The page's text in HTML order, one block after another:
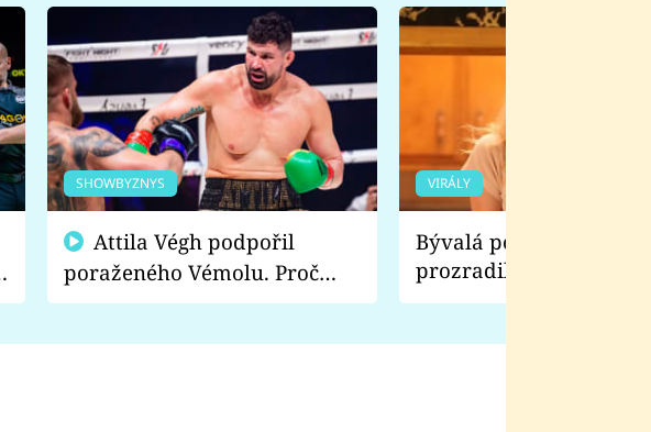
SHOWBYZNYS
poraženého Vémolu. Proč
chce raději zápasit s ním než
VIRÁLY
Bývalá pornoherečka
prozradila, co ji
natáčení Euforie.